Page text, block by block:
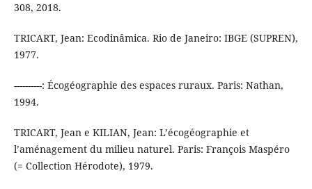
308, 2018.
TRICART, Jean: Ecodinâmica. Rio de Janeiro: IBGE (SUPREN),
1977.
----------: Écogéographie des espaces ruraux. Paris: Nathan,
1994.
TRICART, Jean e KILIAN, Jean: L’écogéographie et
l’aménagement du milieu naturel. Paris: François Maspéro
(= Collection Hérodote), 1979.